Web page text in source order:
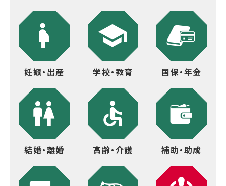
妊娠・出産 学校・教育 国保・年金
結婚・離婚 高齢・介護 補助・助成